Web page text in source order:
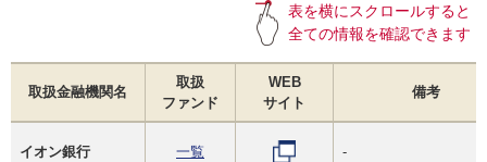
表を横にスクロールすると
全ての情報を確認できます
取扱金融機関名
取扱
ファンド
WEB
サイト
備考
イオン銀行 一覧 -